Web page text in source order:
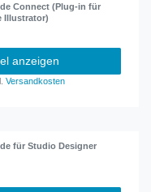
Connect (Plug-in für
Illustrator)
anzeigen
Versandkosten
für Studio Designer